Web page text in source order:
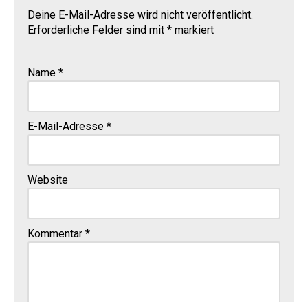
Deine E-Mail-Adresse wird nicht veröffentlicht.
Erforderliche Felder sind mit * markiert
Name *
E-Mail-Adresse *
Website
Kommentar *